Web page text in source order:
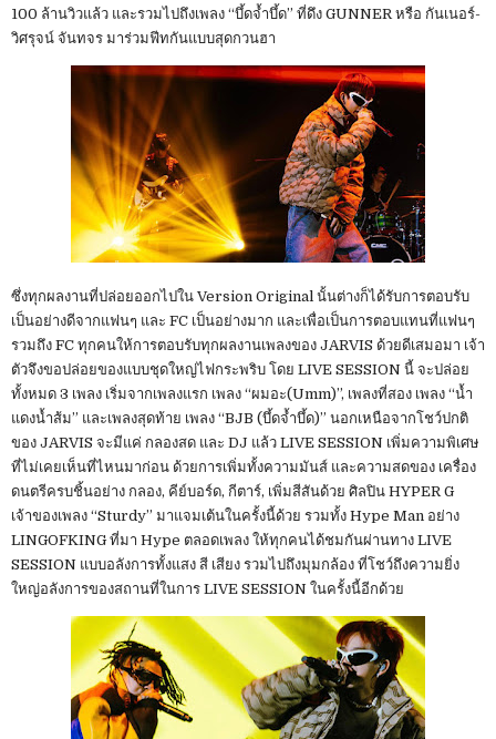
100 ล้านวิวแล้ว และรวมไปถึงเพลง “บึ้ดจ้ำบึ้ด” ที่ดึง GUNNER หรือ กันเนอร์-
วิศรุจน์ จันทจร มาร่วมฟีทกันแบบสุดกวนฮา
ซึ่งทุกผลงานที่ปล่อยออกไปใน Version Original นั้นต่างก็ได้รับการตอบรับ
เป็นอย่างดีจากแฟนๆ และ FC เป็นอย่างมาก และเพื่อเป็นการตอบแทนที่แฟนๆ
รวมถึง FC ทุกคนให้การตอบรับทุกผลงานเพลงของ JARVIS ด้วยดีเสมอมา เจ้า
ตัวจึงขอปล่อยของแบบชุดใหญ่ไฟกระพริบ โดย LIVE SESSION นี้ จะปล่อย
ทั้งหมด 3 เพลง เริ่มจากเพลงแรก เพลง “ผมอะ(Umm)”, เพลงที่สอง เพลง “น้ำ
แดงน้ำส้ม” และเพลงสุดท้าย เพลง “BJB (บึ้ดจ้ำบึ้ด)” นอกเหนือจากโชว์ปกติ
ของ JARVIS จะมีแค่ กลองสด และ DJ แล้ว LIVE SESSION เพิ่มความพิเศษ
ที่ไม่เคยเห็นที่ไหนมาก่อน ด้วยการเพิ่มทั้งความมันส์ และความสดของ เครื่อง
ดนตรีครบชิ้นอย่าง กลอง, คีย์บอร์ด, กีตาร์, เพิ่มสีสันด้วย ศิลปิน HYPER G
เจ้าของเพลง “Sturdy” มาแจมเต้นในครั้งนี้ด้วย รวมทั้ง Hype Man อย่าง
LINGOFKING ที่มา Hype ตลอดเพลง ให้ทุกคนได้ชมกันผ่านทาง LIVE
SESSION แบบอลังการทั้งแสง สี เสียง รวมไปถึงมุมกล้อง ที่โชว์ถึงความยิ่ง
ใหญ่อลังการของสถานที่ในการ LIVE SESSION ในครั้งนี้อีกด้วย